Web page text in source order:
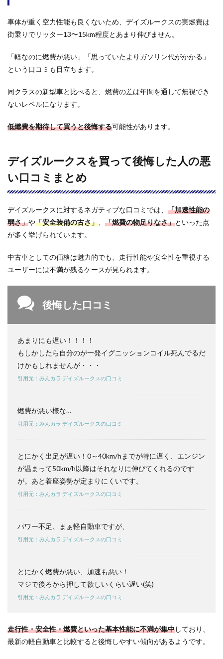
買っ
て満
足し
る人
の良
い口
まと
め
イズル
「スペ
ーシ
ア」
「タン
違いを
選ぶな
らどっ
4.1
デイ
ーク
ス vs
N-
を比
選ぶ
なら
ち？
4.2
デイ
ーク
ス vs
ーシ
比較
｜選
らど
っ
デイ
ズル
ス vs
トを
比較
ぶな
ち？
5
車体が重く空力性能も良くないため、デイズルークスの実燃費は
街乗りでリッター13〜15km程度とあまり伸びません。
「軽なのに燃費が悪い」「思っていたよりガソリン代がかかる」
という口コミも目立ちます。
同クラスの新型車と比べると、燃費の差は年間を通して無視でき
ないレベルになります。
低燃費を期待して買うと後悔する可能性があります。
デイズルークスを買って後悔した人の悪
い口コミまとめ
デイズルークスに対するネガティブな口コミでは、 「加速性能の
弱さ」や「安全装備の古さ」 「燃費の物足りなさ」といった点
が多く挙げられています。
中古車としての価格は魅力的でも、走行性能や安全性を重視する
ユーザーには不満が残るケースが見られます。
後悔した口コミ
あまりにも遅い！！！！
もしかしたら自分のが一発イグニッションコイル死んでるだ
けかもしれませんが・・・
引用元：みんカラ デイズルークスの口コミ
燃費が悪い様な…
引用元：みんカラ デイズルークスの口コミ
とにかく出足が遅い！0～40km/hまでが特に遅く、エンジン
が温まって50km/h以降はそれなりに伸びてくれるのです
が。あと着座姿勢が定まりにくいです。
引用元：みんカラ デイズルークスの口コミ
パワー不足、まぁ軽自動車ですが、
引用元：みんカラ デイズルークスの口コミ
とにかく燃費が悪い、加速も悪い！
マジで後ろから押して欲しいくらい遅い(笑)
引用元：みんカラ デイズルークスの口コミ
走行性・安全性・燃費といった基本性能に不満が集中しており、
最新の軽自動車と比較すると後悔しやすい傾向があるようです。